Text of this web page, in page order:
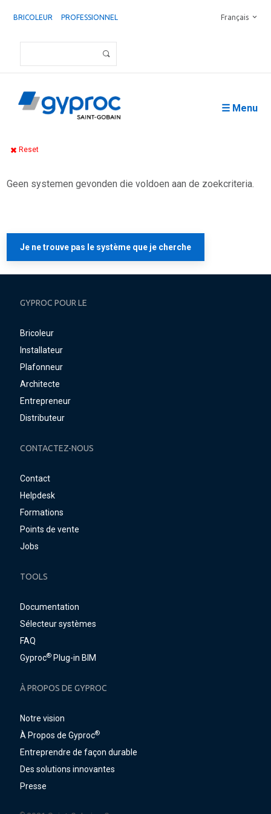
BRICOLEUR PROFESSIONNEL Français
☰ Menu
Reset
Geen systemen gevonden die voldoen aan de zoekcriteria.
Je ne trouve pas le système que je cherche
GYPROC POUR LE
Bricoleur
Installateur
Plafonneur
Architecte
Entrepreneur
Distributeur
CONTACTEZ-NOUS
Contact
Helpdesk
Formations
Points de vente
Jobs
TOOLS
Documentation
Sélecteur systèmes
FAQ
Gyproc® Plug-in BIM
À PROPOS DE GYPROC
Notre vision
À Propos de Gyproc®
Entreprendre de façon durable
Des solutions innovantes
Presse